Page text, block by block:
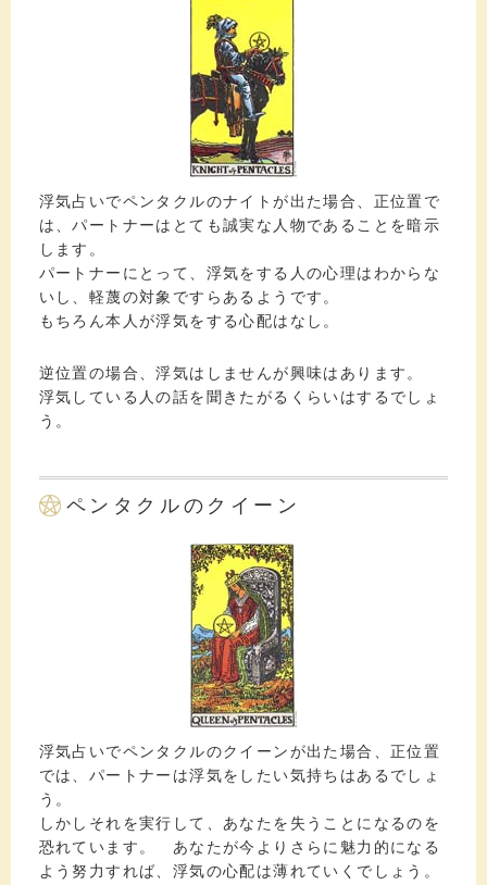
浮気占いでペンタクルのナイトが出た場合、正位置で
は、パートナーはとても誠実な人物であることを暗示
します。
パートナーにとって、浮気をする人の心理はわからな
いし、軽蔑の対象ですらあるようです。
もちろん本人が浮気をする心配はなし。
逆位置の場合、浮気はしませんが興味はあります。
浮気している人の話を聞きたがるくらいはするでしょ
う。
ペンタクルのクイーン
浮気占いでペンタクルのクイーンが出た場合、正位置
では、パートナーは浮気をしたい気持ちはあるでしょ
う。
しかしそれを実行して、あなたを失うことになるのを
恐れています。 あなたが今よりさらに魅力的になる
よう努力すれば、浮気の心配は薄れていくでしょう。